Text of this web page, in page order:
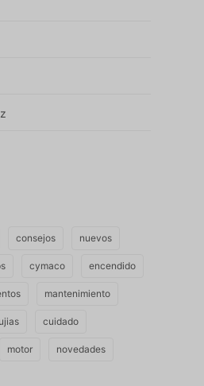
consejos nuevos
cymaco encendido
mantenimiento
cuidado
motor novedades